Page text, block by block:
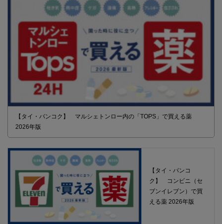
【タイ・バンコク】 マルシェトンロー内の「TOPS」で買える薬
2026年版
【タイ・バンコ
ク】 コンビニ（セ
ブンイレブン）で買
える薬 2026年版